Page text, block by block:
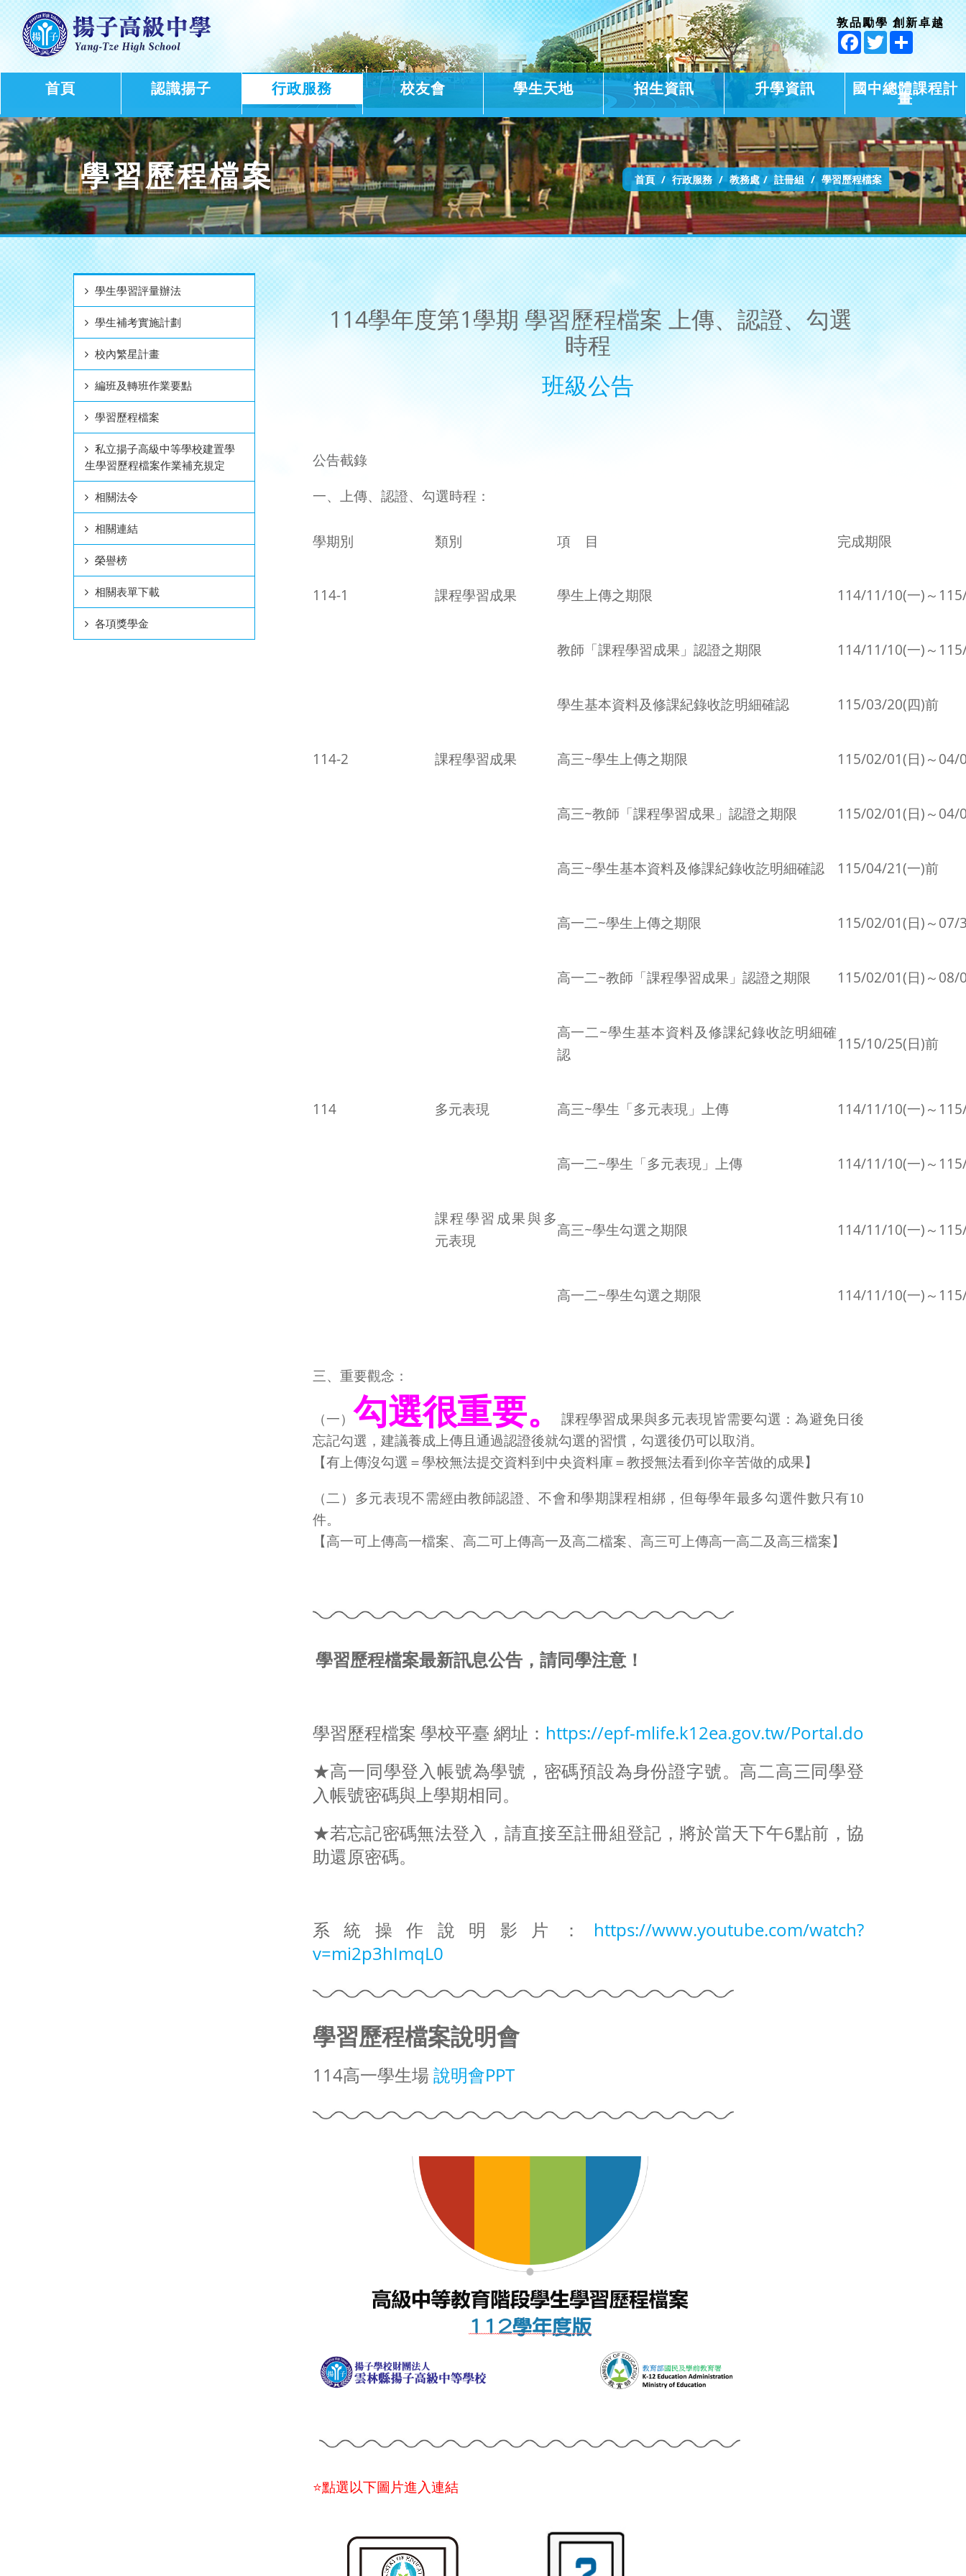
敦品勵學 創新卓越
Facebook
Twitter
首頁 認識揚子 行政服務 校友會 學生天地 招生資訊 升學資訊 國中總體課程計
畫
首頁 行政服務 教務處 註冊組 學習歷程檔案
學習歷程檔案
學生學習評量辦法
學生補考實施計劃
校內繁星計畫
編班及轉班作業要點
學習歷程檔案
私立揚子高級中等學校建置學
生學習歷程檔案作業補充規定
相關法令
相關連結
榮譽榜
相關表單下載
各項獎學金
114學年度第1學期 學習歷程檔案 上傳、認證、勾選
時程
班級公告
公告截錄
一、上傳、認證、勾選時程：
學期別 類別 項 目 完成期限
114-1 課程學習成果 學生上傳之期限 114/11/10(一)～
教師「課程學習成果」認證之期限 114/11/10(一)～
學生基本資料及修課紀錄收訖明細確認 115/03/20(四)前
114-2 課程學習成果 高三~學生上傳之期限 115/02/01(日)～04/
高三~教師「課程學習成果」認證之期限 115/02/01(日)～04/
高三~學生基本資料及修課紀錄收訖明細確認 115/04/21(一)前
高一二~學生上傳之期限 115/02/01(日)～07/
高一二~教師「課程學習成果」認證之期限 115/02/01(日)～08/
高一二~學生基本資料及修課紀錄收訖明細確
認
115/10/25(日)前
114 多元表現 高三~學生「多元表現」上傳 114/11/10(一)～
高一二~學生「多元表現」上傳 114/11/10(一)～
課程學習成果與多
元表現
高三~學生勾選之期限 114/11/10(一)～
高一二~學生勾選之期限 114/11/10(一)～
三、重要觀念：
（一） 勾選很重要。
課程學習成果與多元表現皆需要勾選：為避免日後
忘記勾選，建議養成上傳且通過認證後就勾選的習慣，勾選後仍可以取消。
【有上傳沒勾選＝學校無法提交資料到中央資料庫＝教授無法看到你辛苦做的成果】
（二）多元表現不需經由教師認證、不會和學期課程相綁，但每學年最多勾選件數只有10
件。
【高一可上傳高一檔案、高二可上傳高一及高二檔案、高三可上傳高一高二及高三檔案】
學習歷程檔案最新訊息公告，請同學注意！
學習歷程檔案 學校平臺 網址： https://epf-mlife.k12ea.gov.tw/Portal.do
★高一同學登入帳號為學號，密碼預設為身份證字號。高二高三同學登
入帳號密碼與上學期相同。
★若忘記密碼無法登入，請直接至註冊組登記，將於當天下午6點前，協
助還原密碼。
系統操作說明影片： https://www.youtube.com/watch?
v=mi2p3hImqL0
學習歷程檔案說明會
114高一學生場 說明會PPT
⭐點選以下圖片進入連結